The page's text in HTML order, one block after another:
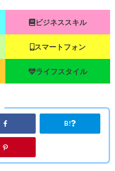
ビジネススキル
スマートフォン
ライフスタイル
B!